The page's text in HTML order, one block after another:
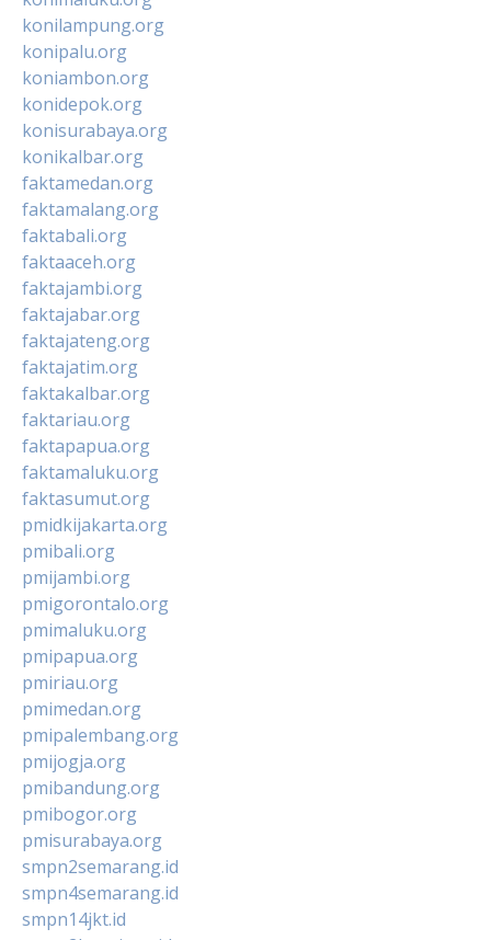
konilampung.org
konipalu.org
koniambon.org
konidepok.org
konisurabaya.org
konikalbar.org
faktamedan.org
faktamalang.org
faktabali.org
faktaaceh.org
faktajambi.org
faktajabar.org
faktajateng.org
faktajatim.org
faktakalbar.org
faktariau.org
faktapapua.org
faktamaluku.org
faktasumut.org
pmidkijakarta.org
pmibali.org
pmijambi.org
pmigorontalo.org
pmimaluku.org
pmipapua.org
pmiriau.org
pmimedan.org
pmipalembang.org
pmijogja.org
pmibandung.org
pmibogor.org
pmisurabaya.org
smpn2semarang.id
smpn4semarang.id
smpn14jkt.id